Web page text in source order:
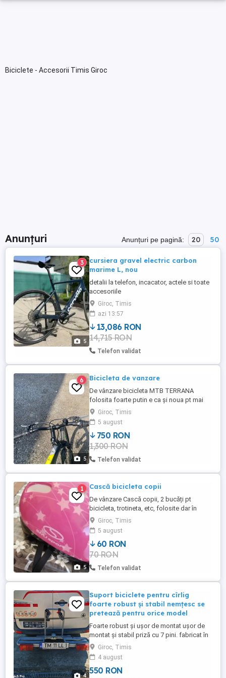
Biciclete - Accesorii Timis Giroc
Anunțuri Anunțuri pe pagină: 20 50
5
3
cursiera gravel electric carbon
marime L, nou
detalii la telefon, incacator, actele si toate
accesoriile
Giroc, Timis
azi 13:57
13,086 RON
14,715 RON
Telefon validat
5
6 Bicicleta de vanzare
De vânzare bicicleta MTB TERRANA
folosita foarte putin e ca și noua pt mai
multe detalii sunați la nr .
Giroc, Timis
5 august
750 RON
1,300 RON
Telefon validat
5
1 Cască bicicleta copii
De vânzare Cască copii, 2 bucăți pt
bicicleta, trotineta, etc, folosite dar în
stare foarte bună,nu trimit prin curier doar
ridicare personală din Giroc
Giroc, Timis
5 august
60 RON
70 RON
Telefon validat
4
Suport biciclete pentru cîrlig
foarte robust și stabil nemțesc se
pretează pentru orice model
Foarte robust și ușor de montat ușor de
montat și stabil priză cu 7 pini. fabricat în
Germania.
Giroc, Timis
4 august
550 RON